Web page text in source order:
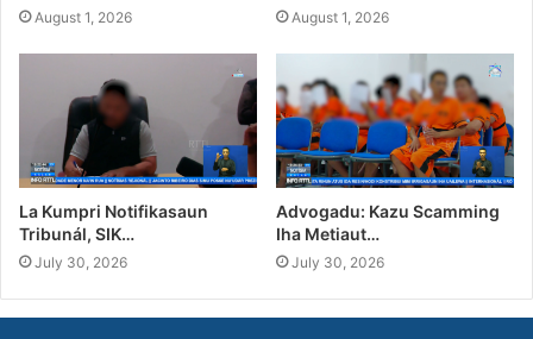
August 1, 2026 August 1, 2026
La Kumpri Notifikasaun
Tribunál, SIK…
July 30, 2026
Advogadu: Kazu Scamming
Iha Metiaut…
July 30, 2026